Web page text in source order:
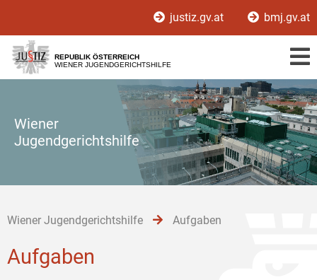
[1]
[2]
[3]
justiz.gv.at bmj.gv.at
REPUBLIK ÖSTERREICH
WIENER JUGENDGERICHTSHILFE
Wiener
Jugendgerichtshilfe
Wiener Jugendgerichtshilfe Aufgaben
Aufgaben